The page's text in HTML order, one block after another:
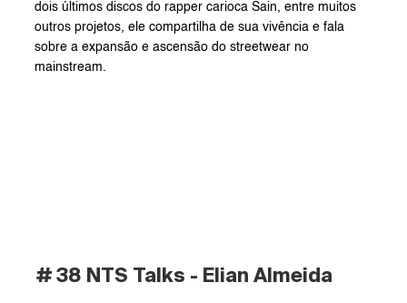
dois últimos discos do rapper carioca Sain, entre muitos
outros projetos, ele compartilha de sua vivência e fala
sobre a expansão e ascensão do streetwear no
mainstream.
# 38 NTS Talks - Elian Almeida